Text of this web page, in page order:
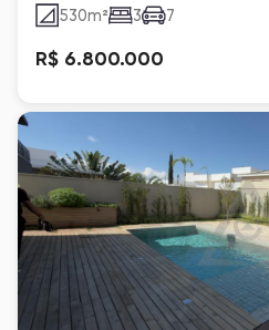
530m² 3 7
R$ 6.800.000